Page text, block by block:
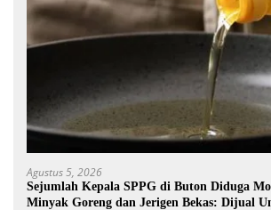
Agustus 5, 2026
Sejumlah Kepala SPPG di Buton Diduga
Minyak Goreng dan Jerigen Bekas: Dijual